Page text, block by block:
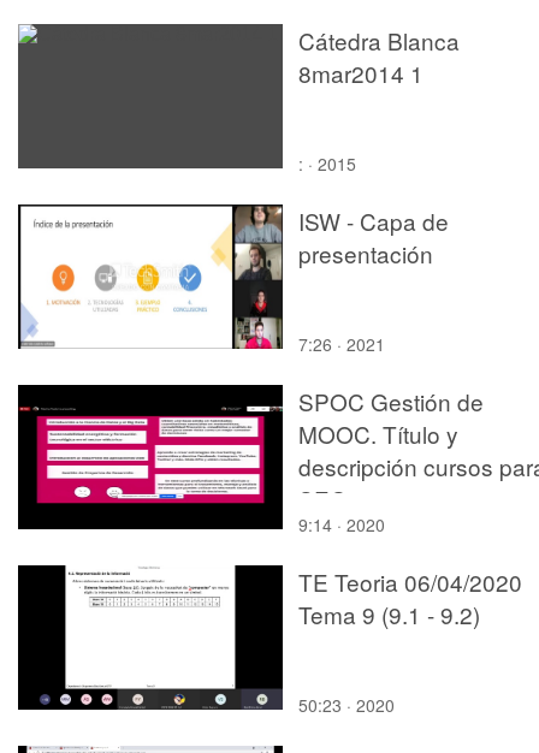
Cátedra Blanca
8mar2014 1
: · 2015
ISW - Capa de
presentación
7:26 · 2021
SPOC Gestión de
MOOC. Título y
descripción cursos
SEO
9:14 · 2020
TE Teoria 06/04/2020
Tema 9 (9.1 - 9.2)
50:23 · 2020